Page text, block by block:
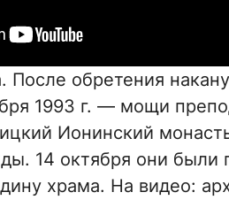
После обретения
1993 г. — мощи
Ионинский
14 октября они были
храма. На видео: